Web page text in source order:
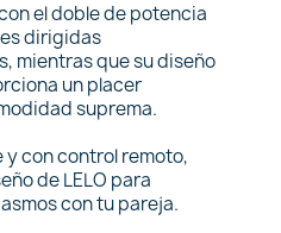
el doble de potencia
dirigidas
mientras que su diseño
un placer
suprema.
con control remoto,
de LELO para
con tu pareja.